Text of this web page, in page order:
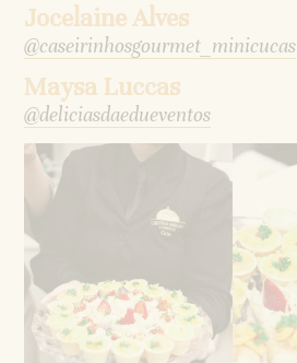
Jocelaine Alves
@caseirinhosgourmet_minicucas
Maysa Luccas
@deliciasdaedueventos